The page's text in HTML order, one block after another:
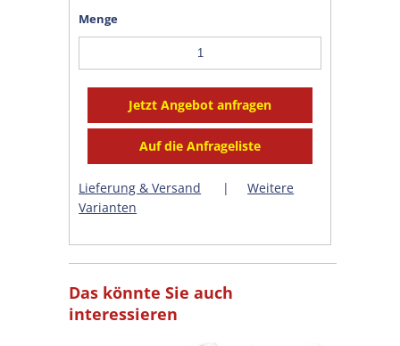
Menge
Lieferung & Versand |
Weitere
Varianten
Das könnte Sie auch
interessieren